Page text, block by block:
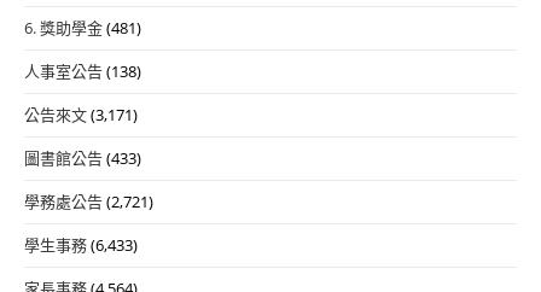
6. 獎助學金(481)
人事室公告(138)
公告來文(3,171)
圖書館公告(433)
學務處公告(2,721)
學生事務(6,433)